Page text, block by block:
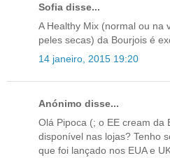
Sofia disse...
A Healthy Mix (normal ou na
peles secas) da Bourjois é
14 janeiro, 2015 19:20
Anónimo disse...
Olá Pipoca (; o EE cream da
disponível nas lojas? Tenho
que foi lançado nos EUA e